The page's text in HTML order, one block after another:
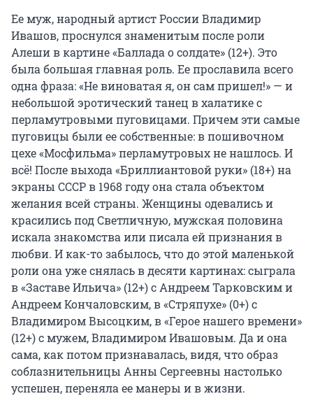
Ее муж, народный артист России Владимир
Ивашов, проснулся знаменитым после роли
Алеши в картине «Баллада о солдате» (12+). Это
была большая главная роль. Ее прославила всего
одна фраза: «Не виноватая я, он сам пришел!» — и
небольшой эротический танец в халатике с
перламутровыми пуговицами. Причем эти самые
пуговицы были ее собственные: в пошивочном
цехе «Мосфильма» перламутровых не нашлось. И
всё! После выхода «Бриллиантовой руки» (18+) на
экраны СССР в 1968 году она стала объектом
желания всей страны. Женщины одевались и
красились под Светличную, мужская половина
искала знакомства или писала ей признания в
любви. И как-то забылось, что до этой маленькой
роли она уже снялась в десяти картинах: сыграла
в «Заставе Ильича» (12+) с Андреем Тарковским и
Андреем Кончаловским, в «Стряпухе» (0+) с
Владимиром Высоцким, в «Герое нашего времени»
(12+) с мужем, Владимиром Ивашовым. Да и она
сама, как потом признавалась, видя, что образ
соблазнительницы Анны Сергеевны настолько
успешен, переняла ее манеры и в жизни.